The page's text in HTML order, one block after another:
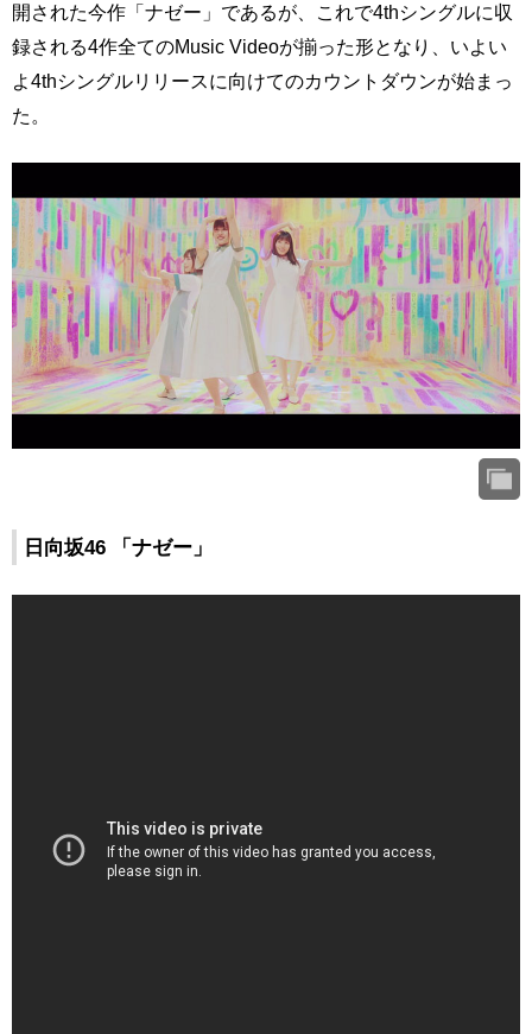
開された今作「ナゼー」であるが、これで4thシングルに収
録される4作全てのMusic Videoが揃った形となり、いよい
よ4thシングルリリースに向けてのカウントダウンが始まっ
た。
日向坂46 「ナゼー」